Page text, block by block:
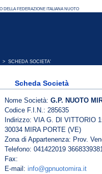
> SCHEDA SOCIETA'
Scheda Società
Nome Società: G.P. NUOTO
Codice F.I.N.: 285635
Indirizzo: VIA G. DI VITTORIO
30034 MIRA PORTE (VE)
Zona di Appartenenza: Prov.
Telefono: 041422019
Fax:
E-mail: info@gpnuotomira.it